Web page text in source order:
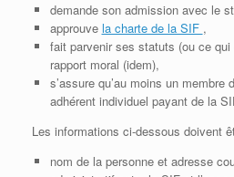
demande son admission avec le
approuve la charte de la SIF ,
fait parvenir ses statuts (ou ce
rapport moral (idem),
s’assure qu’au moins un
adhérent individuel payant de la
Les informations ci-dessous doivent
nom de la personne et adresse